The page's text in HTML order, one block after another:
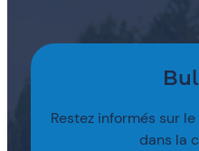
Restez informés sur
dans la